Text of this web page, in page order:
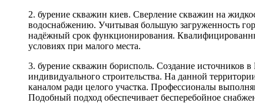
2. бурение скважин киев. Сверление скважин на
водоснабжению. Учитывая большую загруженность
надёжный срок функционирования.
условиях при малого места.
3. бурение скважин борисполь. Создание источников
индивидуального строительства. На данной
каналом ради целого участка. Профессионалы
Подобный подход обеспечивает бесперебойное